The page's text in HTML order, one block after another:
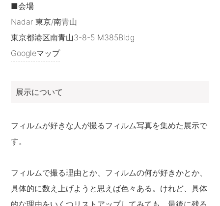
■会場
Nadar 東京/南青山
東京都港区南青山3-8-5 M385Bldg
Googleマップ
展示について
フィルムが好きな人が撮るフィルム写真を集めた展示で
す。
フィルムで撮る理由とか、フィルムの何が好きかとか、
具体的に数え上げようと思えば色々ある。けれど、具体